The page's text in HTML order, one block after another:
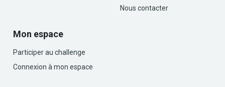
Nous contacter
Mon espace
Participer au challenge
Connexion à mon espace